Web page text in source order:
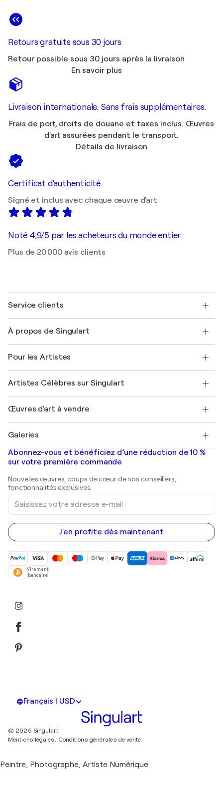
Retours gratuits sous 30 jours
Retour possible sous 30 jours après la livraison
En savoir plus
Livraison internationale. Sans frais supplémentaires.
Frais de port, droits de douane et taxes inclus. Œuvres
d'art assurées pendant le transport.
Détails de livraison
Certificat d'authenticité
Signé et inclus avec chaque œuvre d'art
Noté 4,9/5 par les acheteurs du monde entier
Plus de 20 000 avis clients
Service clients
Expédition
Offrir une carte cadeau
Rejoignez notre programme commercial
Mon compte
+33 1 76 44 06 42
À propos de Singulart
FAQ
Magazine Singulart
Emplois
Découvrez une sélection d'art original
Pour les Artistes
Se connecter en tant qu'Artiste
Artistes Célèbres sur Singulart
Marc Chagall
Banksy
Mr. Brainwash
Shepard Fairey
Œuvres d'art à vendre
Tableaux abstraits à vendre
Peintures de paysage
Estampes
Peintures acryliques
Galeries
Galeries d'art en France
Galeries d'art en Belgique
Abonnez-vous et bénéficiez d’une réduction de 10 %
sur votre première commande
Nouvelles œuvres, coups de cœur de nos conseillers,
fonctionnalités exclusives.
Saisissez
votre
adresse
e-
mail
J'en profite dès maintenant
Virement
bancaire
Français | USD
© 2026 Singulart
Mentions légales. Conditions générales de vente
Peintre, Photographe, Artiste Numérique